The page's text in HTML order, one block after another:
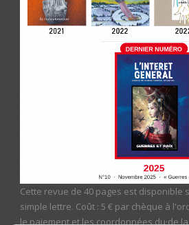
Cette revue de 40 pages est disponible
simple lettre. Coût : 5 € par chèque à
le paiement et les coordonnées du·de